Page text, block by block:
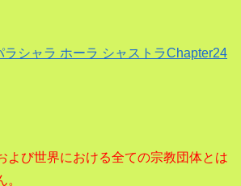
ラシャラ ホーラ シャストラChapter24
よび世界における全ての宗教団体とは